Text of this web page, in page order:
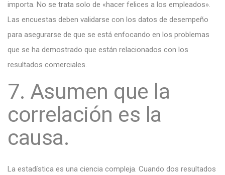
importa. No se trata solo de «hacer felices a los empleados».
Las encuestas deben validarse con los datos de desempeño
para asegurarse de que se está enfocando en los problemas
que se ha demostrado que están relacionados con los
resultados comerciales.
7. Asumen que la
correlación es la
causa.
La estadística es una ciencia compleja. Cuando dos resultados